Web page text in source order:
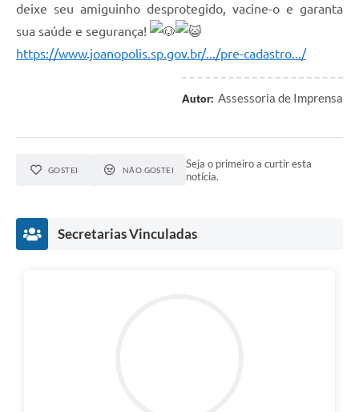
deixe seu amiguinho desprotegido, vacine-o e garanta
sua saúde e segurança!
https://www.joanopolis.sp.gov.br/.../pre-cadastro.../
Autor: Assessoria de Imprensa
GOSTEI NÃO GOSTEI
Seja o primeiro a curtir esta
notícia.
Secretarias Vinculadas